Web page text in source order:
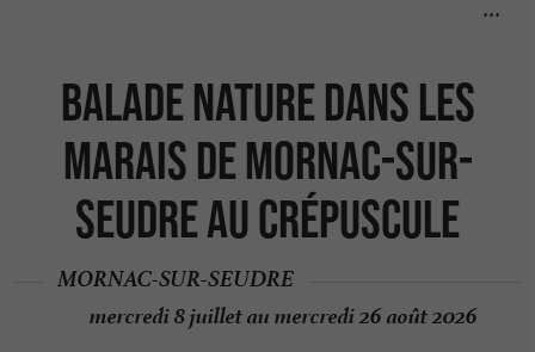
Balade nature dans les
marais de Mornac-Sur-
Seudre au crépuscule
MORNAC-SUR-SEUDRE
mercredi 8 juillet au mercredi 26 août 2026